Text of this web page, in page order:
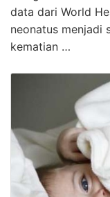
data dari World
neonatus menjadi
kematian …